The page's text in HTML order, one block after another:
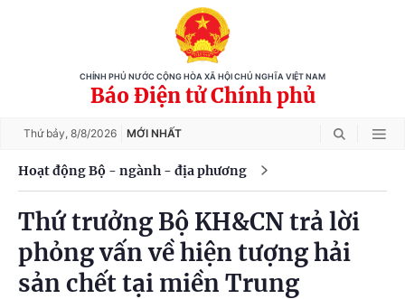
CHÍNH PHỦ NƯỚC CỘNG HÒA XÃ HỘI CHỦ NGHĨA VIỆT NAM
Báo Điện tử Chính phủ
Thứ bảy, 8/8/2026 MỚI NHẤT
Hoạt động Bộ - ngành - địa phương
Thứ trưởng Bộ KH&CN trả lời
phỏng vấn về hiện tượng hải
sản chết tại miền Trung